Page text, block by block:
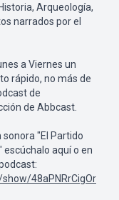
Arqueología,
narrados por el
a Viernes un
rápido, no más de
de
de Abbcast.
"El Partido
escúchalo aquí o en
48aPNRrCigOr